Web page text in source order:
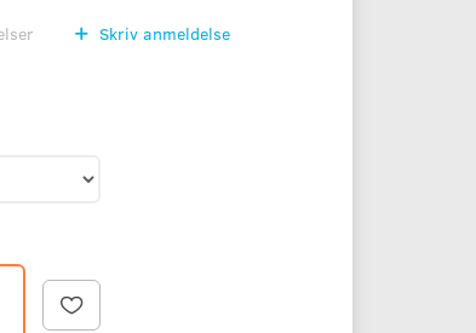
Skriv anmeldelse